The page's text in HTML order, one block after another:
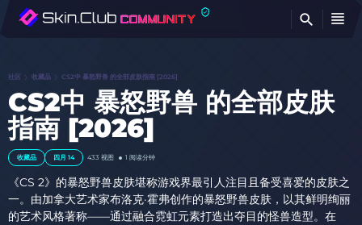
社区 收藏品 CS2中 暴怒野兽 的全部皮肤指南 [2026]
CS2中 暴怒野兽 的全部皮肤
指南 [2026]
收藏品 四月 14 433 视图 1 阅读分钟
《CS 2》的暴怒野兽皮肤堪称游戏界最引人注目且备受喜爱的皮肤之
一。由加拿大艺术家布洛克·霍弗创作的暴怒野兽皮肤，以其鲜明绚丽
的艺术风格著称——通过融合霓虹元素打造出夺目的怪兽造型。在